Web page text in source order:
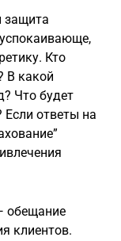
защита
Кто
В какой
Что будет
Если ответы на
обещание
клиентов.